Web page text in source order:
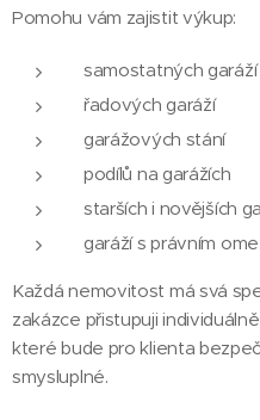
Pomohu vám zajistit výkup:
samostatných garáží
řadových garáží
garážových stání
podílů na garážích
starších i novějších
garáží s právním
Každá nemovitost má svá
zakázce přistupuji
které bude pro klienta
smysluplné.